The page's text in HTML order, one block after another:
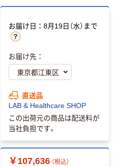
お届け日：8月19日（水）まで
お届け先：
直送品
LAB & Healthcare SHOP
この出荷元の商品は配送料が
当社負担です。
￥107,636 （税込）